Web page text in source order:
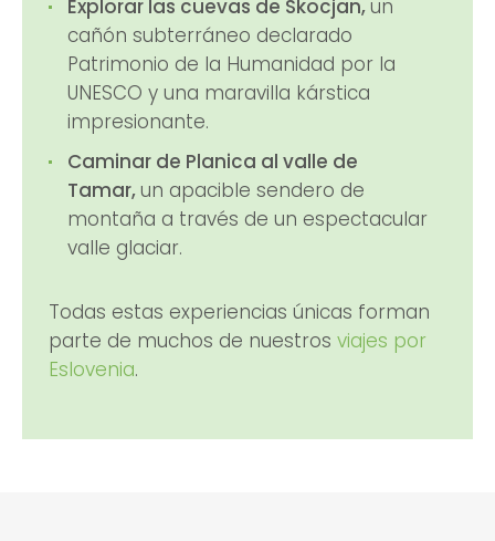
Explorar las cuevas de Skocjan,un
cañón subterráneo declarado
Patrimonio de la Humanidad por la
UNESCO y una maravilla kárstica
impresionante.
Caminar de Planica al valle de
Tamar,un apacible sendero de
montaña a través de un espectacular
valle glaciar.
Todas estas experiencias únicas forman
parte de muchos de nuestros viajes por
Eslovenia.